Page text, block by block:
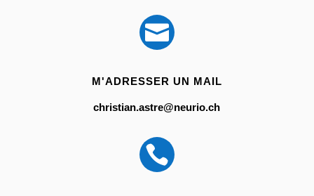

M'ADRESSER UN MAIL
christian.astre@neurio.ch
